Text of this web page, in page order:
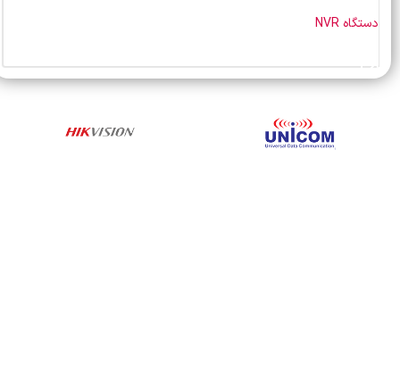
دستگاه NVR